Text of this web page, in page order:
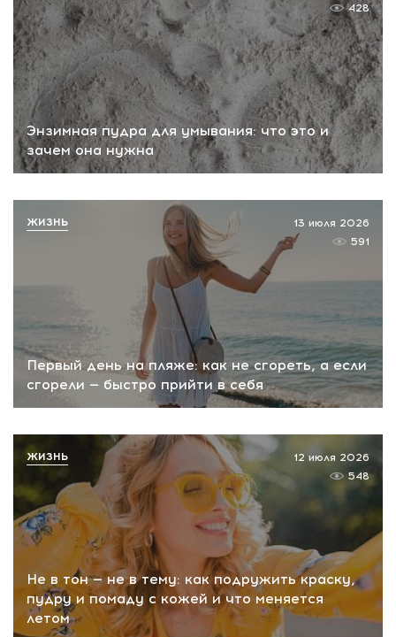
Энзимная пудра для умывания: что это и
зачем она нужна
428
Первый день на пляже: как не сгореть, а если
сгорели — быстро прийти в себя
13 июля 2026
591
ЖИЗНЬ
Не в тон — не в тему: как подружить краску,
пудру и помаду с кожей и что меняется
летом
12 июля 2026
548
ЖИЗНЬ